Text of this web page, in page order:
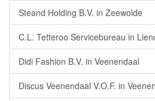
Steand Holding B.V. in Zeewolde
C.L. Tetteroo Servicebureau in
Didi Fashion B.V. in Veenendaal
Discus Veenendaal V.O.F. in